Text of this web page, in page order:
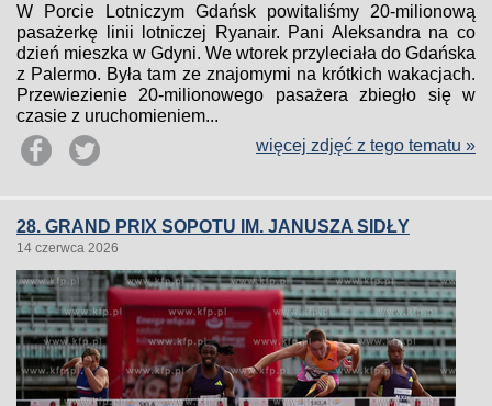
W Porcie Lotniczym Gdańsk powitaliśmy 20-milionową
pasażerkę linii lotniczej Ryanair. Pani Aleksandra na co
dzień mieszka w Gdyni. We wtorek przyleciała do Gdańska
z Palermo. Była tam ze znajomymi na krótkich wakacjach.
Przewiezienie 20-milionowego pasażera zbiegło się w
czasie z uruchomieniem...
więcej zdjęć z tego tematu »
28. GRAND PRIX SOPOTU IM. JANUSZA SIDŁY
14 czerwca 2026